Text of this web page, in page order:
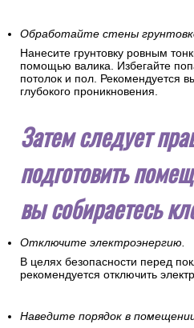
Обработайте стены
Нанесите грунтовку ровным
помощью валика. Избегайте
потолок и пол. Рекомендуется
глубокого проникновения.
Затем следует
подготовить
вы собираетесь
Отключите электроэнергию.
В целях безопасности перед
рекомендуется отключить
Наведите порядок в